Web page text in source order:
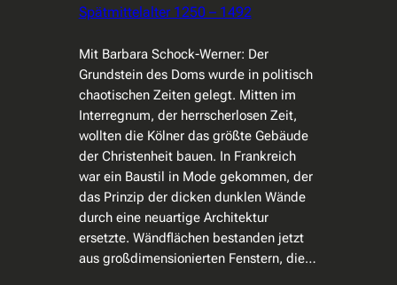
Spätmittelalter 1250 – 1492
Mit Barbara Schock-Werner: Der
Grundstein des Doms wurde in politisch
chaotischen Zeiten gelegt. Mitten im
Interregnum, der herrscherlosen Zeit,
wollten die Kölner das größte Gebäude
der Christenheit bauen. In Frankreich
war ein Baustil in Mode gekommen, der
das Prinzip der dicken dunklen Wände
durch eine neuartige Architektur
ersetzte. Wändflächen bestanden jetzt
aus großdimensionierten Fenstern, die…